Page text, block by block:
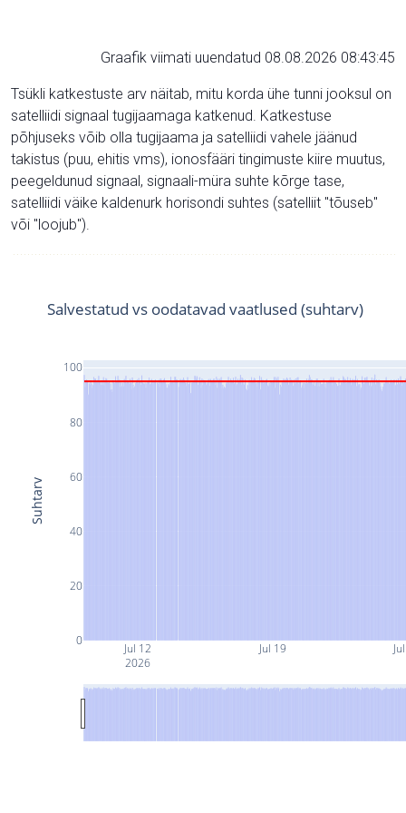
Graafik viimati uuendatud 08.08.2026 08:43:45
Tsükli katkestuste arv näitab, mitu korda ühe tunni jooksul on
satelliidi signaal tugijaamaga katkenud. Katkestuse
põhjuseks võib olla tugijaama ja satelliidi vahele jäänud
takistus (puu, ehitis vms), ionosfääri tingimuste kiire muutus,
peegeldunud signaal, signaali-müra suhte kõrge tase,
satelliidi väike kaldenurk horisondi suhtes (satelliit "tõuseb"
või "loojub").
Jul 12
2026
Jul 19
0
20
40
60
80
100
Salvestatud vs oodatavad vaatlused (suhtarv)
Suhtarv